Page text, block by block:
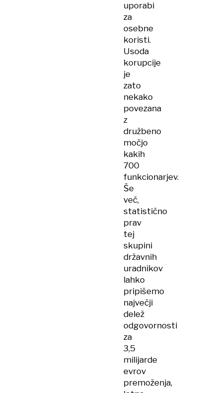
uporabi
za
osebne
koristi.
Usoda
korupcije
je
zato
nekako
povezana
z
družbeno
močjo
kakih
700
funkcionarjev.
Še
več,
statistično
prav
tej
skupini
državnih
uradnikov
lahko
pripišemo
največji
delež
odgovornosti
za
3,5
milijarde
evrov
premoženja,